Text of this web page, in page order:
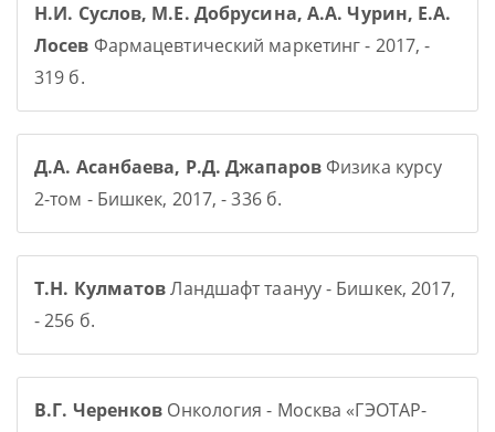
Н.И. Суслов, М.Е. Добрусина, А.А. Чурин, Е.А.
Лосев Фармацевтический маркетинг - 2017, -
319 б.
Д.А. Асанбаева, Р.Д. ДжапаровФизика курсу
2-том - Бишкек, 2017, - 336 б.
Т.Н. КулматовЛандшафт таануу - Бишкек, 2017,
- 256 б.
В.Г. Черенков Онкология - Москва «ГЭОТАР-